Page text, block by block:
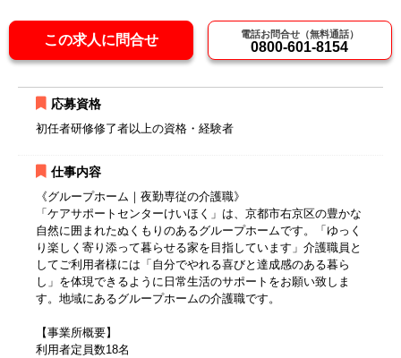
この求人に問合せ 電話お問合せ（無料通話）
0800-601-8154
応募資格
初任者研修修了者以上の資格・経験者
仕事内容
《グループホーム｜夜勤専従の介護職》
「ケアサポートセンターけいほく」は、京都市右京区の豊かな
自然に囲まれたぬくもりのあるグループホームです。「ゆっく
り楽しく寄り添って暮らせる家を目指しています」介護職員と
してご利用者様には「自分でやれる喜びと達成感のある暮ら
し」を体現できるように日常生活のサポートをお願い致しま
す。地域にあるグループホームの介護職です。
【事業所概要】
利用者定員数18名